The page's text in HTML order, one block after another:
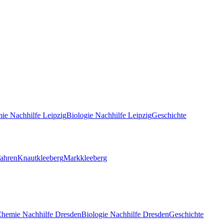
Nachhilfe LeipzigBiologie Nachhilfe LeipzigGeschichte
KnautkleebergMarkkleeberg
Nachhilfe DresdenBiologie Nachhilfe DresdenGeschichte